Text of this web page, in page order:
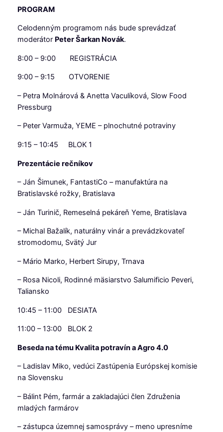
PROGRAM
Celodenným programom nás bude sprevádzať
moderátor Peter Šarkan Novák.
8:00 – 9:00 REGISTRÁCIA
9:00 – 9:15 OTVORENIE
– Petra Molnárová & Anetta Vaculíková, Slow Food
Pressburg
– Peter Varmuža, YEME – plnochutné potraviny
9:15 – 10:45 BLOK 1
Prezentácie rečníkov
– Ján Šimunek, FantastiCo – manufaktúra na
Bratislavské rožky, Bratislava
– Ján Turinič, Remeselná pekáreň Yeme, Bratislava
– Michal Bažalík, naturálny vinár a prevádzkovateľ
stromodomu, Svätý Jur
– Mário Marko, Herbert Sirupy, Trnava
– Rosa Nicoli, Rodinné mäsiarstvo Salumificio Peveri,
Taliansko
10:45 – 11:00 DESIATA
11:00 – 13:00 BLOK 2
Beseda na tému Kvalita potravín a Agro 4.0
– Ladislav Miko, vedúci Zastúpenia Európskej komisie
na Slovensku
– Bálint Pém, farmár a zakladajúci člen Združenia
mladých farmárov
– zástupca územnej samosprávy – meno upresníme